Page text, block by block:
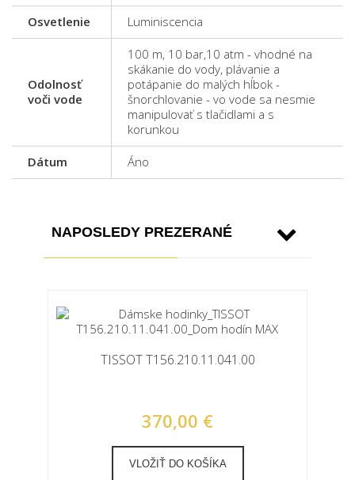
Osvetlenie Luminiscencia
Odolnosť
voči vode
100 m, 10 bar,10 atm - vhodné na
skákanie do vody, plávanie a
potápanie do malých hĺbok -
šnorchlovanie - vo vode sa nesmie
manipulovať s tlačidlami a s
korunkou
Dátum Áno
NAPOSLEDY PREZERANÉ
TISSOT T156.210.11.041.00
370,00 €
VLOŽIŤ DO KOŠÍKA